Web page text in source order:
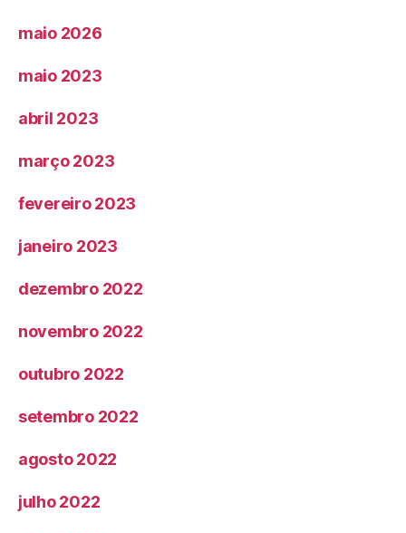
maio 2026
maio 2023
abril 2023
março 2023
fevereiro 2023
janeiro 2023
dezembro 2022
novembro 2022
outubro 2022
setembro 2022
agosto 2022
julho 2022